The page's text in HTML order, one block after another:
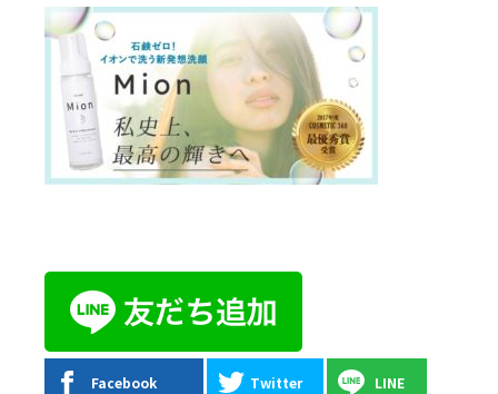
Facebook Twitter LINE